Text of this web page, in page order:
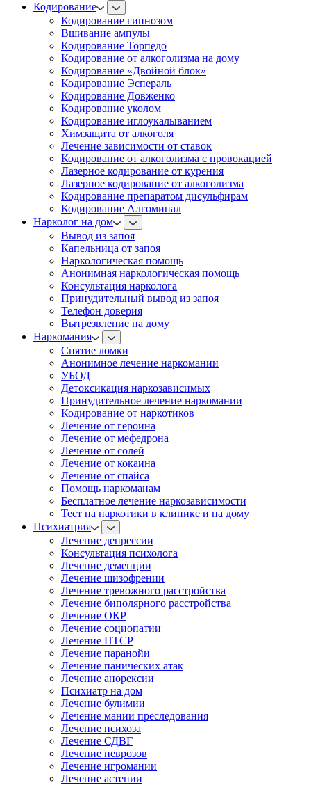
Кодирование
Кодирование гипнозом
Вшивание ампулы
Кодирование Торпедо
Кодирование от алкоголизма на дому
Кодирование «Двойной блок»
Кодирование Эспераль
Кодирование Довженко
Кодирование уколом
Кодирование иглоукалыванием
Химзащита от алкоголя
Лечение зависимости от ставок
Кодирование от алкоголизма с провокацией
Лазерное кодирование от курения
Лазерное кодирование от алкоголизма
Кодирование препаратом дисульфирам
Кодирование Алгоминал
Нарколог на дом
Вывод из запоя
Капельница от запоя
Наркологическая помощь
Анонимная наркологическая помощь
Консультация нарколога
Принудительный вывод из запоя
Телефон доверия
Вытрезвление на дому
Наркомания
Снятие ломки
Анонимное лечение наркомании
УБОД
Детоксикация наркозависимых
Принудительное лечение наркомании
Кодирование от наркотиков
Лечение от героина
Лечение от мефедрона
Лечение от солей
Лечение от кокаина
Лечение от спайса
Помощь наркоманам
Бесплатное лечение наркозависимости
Тест на наркотики в клинике и на дому
Психиатрия
Лечение депрессии
Консультация психолога
Лечение деменции
Лечение шизофрении
Лечение тревожного расстройства
Лечение биполярного расстройства
Лечение ОКР
Лечение социопатии
Лечение ПТСР
Лечение паранойи
Лечение панических атак
Лечение анорексии
Психиатр на дом
Лечение булимии
Лечение мании преследования
Лечение психоза
Лечение СДВГ
Лечение неврозов
Лечение игромании
Лечение астении